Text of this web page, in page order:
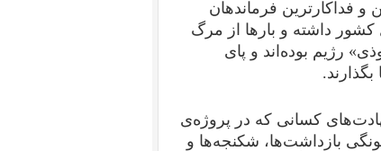
فداکارترین فرماندهان
داشته و بارها از مرگ
رژیم بوده‌‌اند و پای
کسانی که در پروژه‌ی
بازداشت‌ها، شکنجه‌ها و